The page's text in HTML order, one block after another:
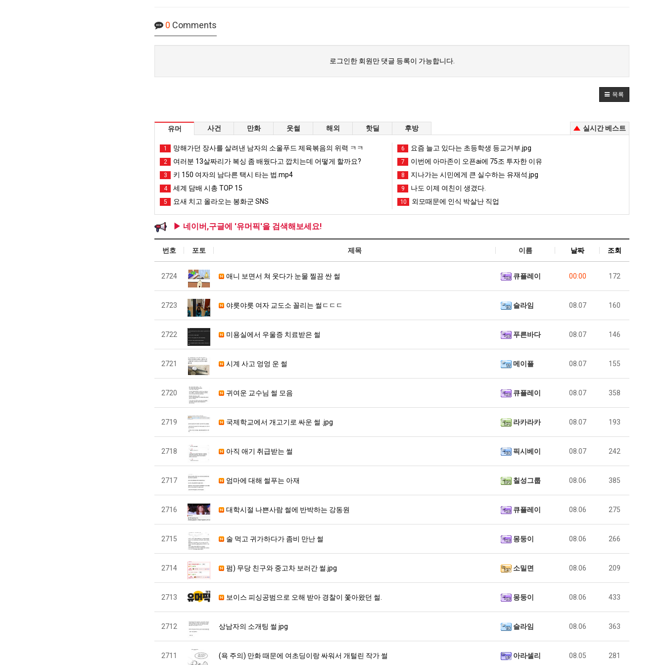
0 Comments
로그인한 회원만 댓글 등록이 가능합니다.
목록
유머 사건 만화 웃썰 해외 핫딜 후방 실시간 베스트
1 망해가던 장사를 살려낸 남자의 소울푸드 제육볶음의 위력 ㅋㅋ
2 여러분 13살짜리가 복싱 좀 배웠다고 깝치는데 어떻게 할까요?
3 키 150 여자의 남다른 택시 타는 법.mp4
4 세계 담배 시총 TOP 15
5 요새 치고 올라오는 봉화군 SNS
6 요즘 늘고 있다는 초등학생 등교거부.jpg
7 이번에 아마존이 오픈ai에 75조 투자한 이유
8 지나가는 시민에게 큰 실수하는 유재석.jpg
9 나도 이제 여친이 생겼다.
10 외모때문에 인식 박살난 직업
▶ 네이버,구글에 '유머픽'을 검색해보세요!
번호 포토 제목 이름 날짜 조회
2724 애니 보면서 쳐 웃다가 눈물 찔끔 싼 썰 큐플레이 00:00 172
2723 야릇야릇 여자 교도소 꼴리는 썰ㄷㄷㄷ 슬라임 08.07 160
2722 미용실에서 우울증 치료받은 썰 푸른바다 08.07 146
2721 시계 사고 엉엉 운 썰 메이플 08.07 155
2720 귀여운 교수님 썰 모음 큐플레이 08.07 358
2719 국제학교에서 개고기로 싸운 썰 .jpg 라카라카 08.07 193
2718 아직 애기 취급받는 썰 픽시베이 08.07 242
2717 엄마에 대해 썰푸는 아재 칠성그룹 08.06 385
2716 대학시절 나쁜사람 썰에 반박하는 강동원 큐플레이 08.06 275
2715 술 먹고 귀가하다가 좀비 만난 썰 몽둥이 08.06 266
2714 펌) 무당 친구와 중고차 보러간 썰.jpg 소밀면 08.06 209
2713 보이스 피싱공범으로 오해 받아 경찰이 쫓아왔던 썰. 몽둥이 08.06 433
2712 상남자의 소개팅 썰 jpg 슬라임 08.06 363
2711 (욕 주의) 만화 때문에 여초딩이랑 싸워서 개털린 작가 썰 아라셀리 08.05 281